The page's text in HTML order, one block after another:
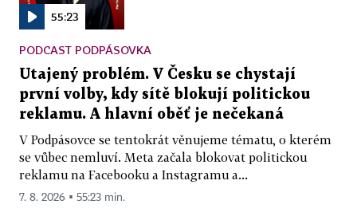
55:23
PODCAST PODPÁSOVKA
Utajený problém. V Česku se chystají
první volby, kdy sítě blokují politickou
reklamu. A hlavní oběť je nečekaná
V Podpásovce se tentokrát věnujeme tématu, o kterém
se vůbec nemluví. Meta začala blokovat politickou
reklamu na Facebooku a Instagramu a...
7. 8. 2026 ▪ 55:23 min.